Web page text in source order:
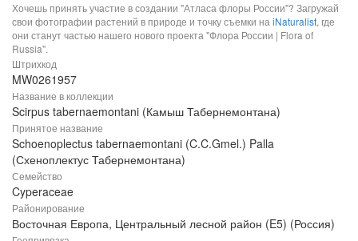
Хочешь принять участие в создании "Атласа флоры России"? Загружай
свои фотографии растений в природе и точку съемки на iNaturalist, где
они станут частью нашего нового проекта "Флора России | Flora of
Russia".
Штрихкод
MW0261957
Название в коллекции
Scirpus tabernaemontani (Камыш Табернемонтана)
Принятое название
Schoenoplectus tabernaemontani (C.C.Gmel.) Palla
(Схеноплектус Табернемонтана)
Семейство
Cyperaceae
Районирование
Восточная Европа, Центральный лесной район (E5) (Россия)